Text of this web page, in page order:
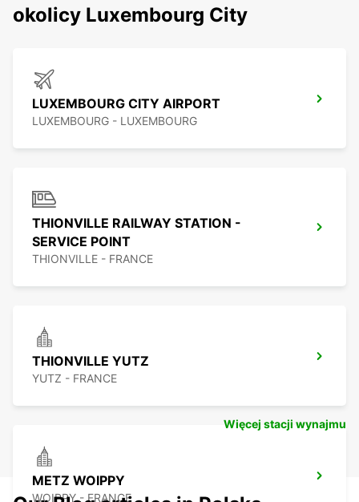
okolicy Luxembourg City
LUXEMBOURG CITY AIRPORT
LUXEMBOURG - LUXEMBOURG
THIONVILLE RAILWAY STATION -
SERVICE POINT
THIONVILLE - FRANCE
THIONVILLE YUTZ
YUTZ - FRANCE
METZ WOIPPY
WOIPPY - FRANCE
Więcej stacji wynajmu